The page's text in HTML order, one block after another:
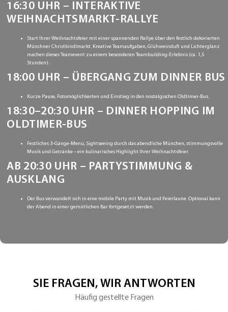
16:30 UHR – INTERAKTIVE
WEIHNACHTSMARKT-RALLYE
Start Ihrer Weihnachtsfeier mit einer spannenden Rallye über den festlich dekorierten
Münchner Christkindlmarkt. Kreative Teamaufgaben, Glühweinduft und Lichterglanz
machen dieses Teamevent zu einem besonderen Teambuilding-Erlebnis (ca. 1,5
Stunden).
18:00 UHR – ÜBERGANG ZUM DINNER BUS
Kurze Pause, Fotomöglichkeiten und Einstieg in den nostalgischen Oldtimer-Bus.
18:30–20:30 UHR – DINNER HOPPING IM
OLDTIMER-BUS
Festliches 3-Gänge-Menü, Sightseeing durch das abendliche München, stimmungsvolle
Musik und Getränke – ein kulinarisches Highlight Ihrer Weihnachtsfeier.
AB 20:30 UHR – PARTYSTIMMUNG &
AUSKLANG
Der Bus verwandelt sich in eine mobile Party mit Musik und Feierlaune. Optional kann
der Abend in einer gemütlichen Bar fortgesetzt werden.
SIE FRAGEN, WIR ANTWORTEN
Häufig gestellte Fragen